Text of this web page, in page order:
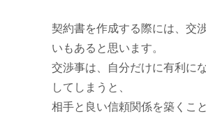
契約書を作成する際には、交
いもあると思います。
交渉事は、自分だけに有利に
してしまうと、
相手と良い信頼関係を築くこ